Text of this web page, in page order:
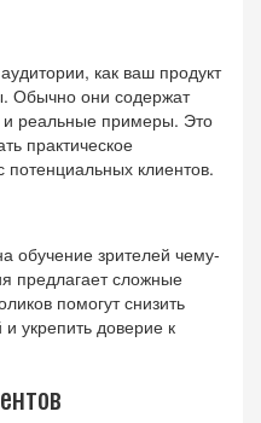
как ваш продукт
Обычно они содержат
реальные примеры. Это
практическое
клиентов.
обучение зрителей чему-
предлагает сложные
помогут снизить
укрепить доверие к